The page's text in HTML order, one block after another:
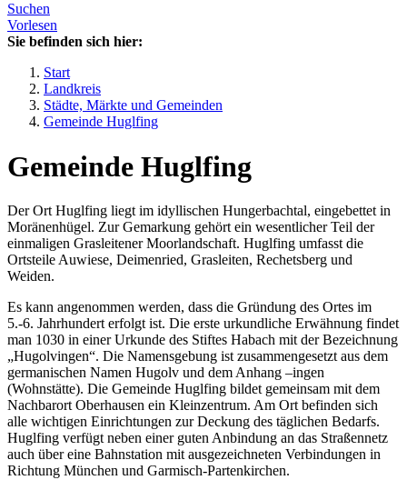
Suchen
Vorlesen
Sie befinden sich hier:
Start
Landkreis
Städte, Märkte und Gemeinden
Gemeinde Huglfing
Gemeinde Huglfing
Der Ort Huglfing liegt im idyllischen Hungerbachtal, eingebettet in
Moränenhügel. Zur Gemarkung gehört ein wesentlicher Teil der
einmaligen Grasleitener Moorlandschaft. Huglfing umfasst die
Ortsteile Auwiese, Deimenried, Grasleiten, Rechetsberg und
Weiden.
Es kann angenommen werden, dass die Gründung des Ortes im
5.-6. Jahrhundert erfolgt ist. Die erste urkundliche Erwähnung findet
man 1030 in einer Urkunde des Stiftes Habach mit der Bezeichnung
„Hugolvingen“. Die Namensgebung ist zusammengesetzt aus dem
germanischen Namen Hugolv und dem Anhang –ingen
(Wohnstätte). Die Gemeinde Huglfing bildet gemeinsam mit dem
Nachbarort Oberhausen ein Kleinzentrum. Am Ort befinden sich
alle wichtigen Einrichtungen zur Deckung des täglichen Bedarfs.
Huglfing verfügt neben einer guten Anbindung an das Straßennetz
auch über eine Bahnstation mit ausgezeichneten Verbindungen in
Richtung München und Garmisch-Partenkirchen.